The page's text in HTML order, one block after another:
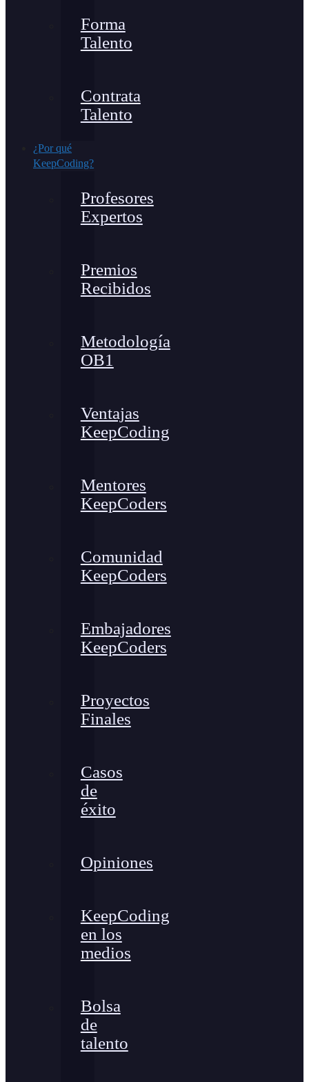
Forma
Talento
Contrata
Talento
¿Por qué
KeepCoding?
Profesores
Expertos
Premios
Recibidos
Metodología
OB1
Ventajas
KeepCoding
Mentores
KeepCoders
Comunidad
KeepCoders
Embajadores
KeepCoders
Proyectos
Finales
Casos
de
éxito
Opiniones
KeepCoding
en los
medios
Bolsa
de
talento